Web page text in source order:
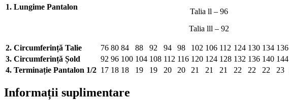
1. Lungime Pantalon
Talia ll – 96
Talia lll – 92
2. Circumferință Talie 76 80 84 88 92 94 98 102 106 112 124 130 134 136
3. Circumferință Șold
92 96 100 104 108 112 116 120 124 128 132 136 140 144
4. Terminație Pantalon 1/2 17 18 18 19 19 20 20 21 21 21 22 22 22 23
Informații suplimentare